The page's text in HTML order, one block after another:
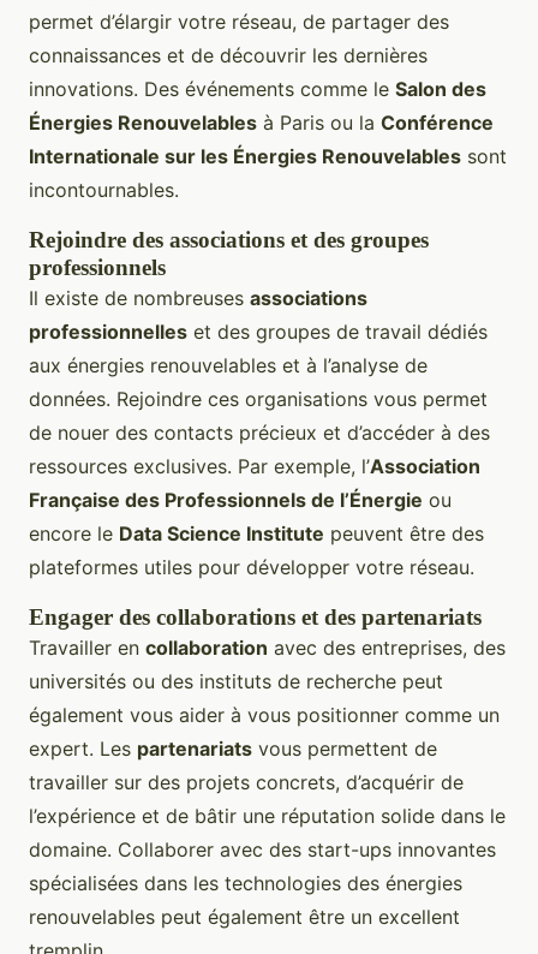
permet d’élargir votre réseau, de partager des
connaissances et de découvrir les dernières
innovations. Des événements comme le Salon des
Énergies Renouvelables à Paris ou la Conférence
Internationale sur les Énergies Renouvelables sont
incontournables.
Rejoindre des associations et des groupes
professionnels
Il existe de nombreuses associations
professionnelles et des groupes de travail dédiés
aux énergies renouvelables et à l’analyse de
données. Rejoindre ces organisations vous permet
de nouer des contacts précieux et d’accéder à des
ressources exclusives. Par exemple, l’Association
Française des Professionnels de l’Énergie ou
encore le Data Science Institute peuvent être des
plateformes utiles pour développer votre réseau.
Engager des collaborations et des partenariats
Travailler en collaboration avec des entreprises, des
universités ou des instituts de recherche peut
également vous aider à vous positionner comme un
expert. Les partenariats vous permettent de
travailler sur des projets concrets, d’acquérir de
l’expérience et de bâtir une réputation solide dans le
domaine. Collaborer avec des start-ups innovantes
spécialisées dans les technologies des énergies
renouvelables peut également être un excellent